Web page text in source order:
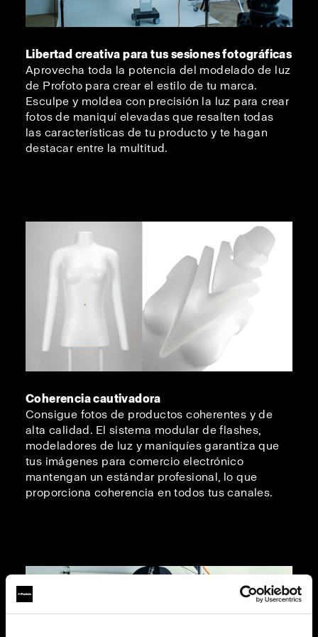
Libertad creativa para tus sesiones fotográficas
Aprovecha toda la potencia del modelado de luz
de Profoto para crear el estilo de tu marca.
Esculpe y moldea con precisión la luz para crear
fotos de maniquí elevadas que resalten todas
las características de tu producto y te hagan
destacar entre la multitud.
Coherencia cautivadora
Consigue fotos de productos coherentes y de
alta calidad. El sistema modular de flashes,
modeladores de luz y maniquíes garantiza que
tus imágenes para comercio electrónico
mantengan un estándar profesional, lo que
proporciona coherencia en todos tus canales.